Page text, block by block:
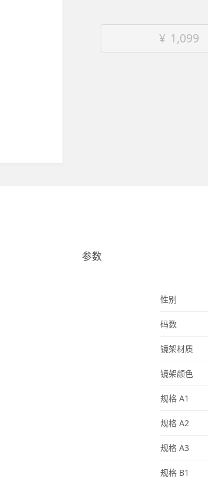
¥ 1,099
参数
性别
码数
镜架材质
镜架颜色
规格 A1
规格 A2
规格 A3
规格 B1